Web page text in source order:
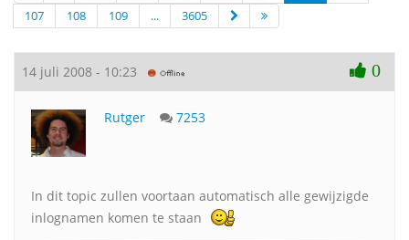
107
108 109 ... 3605
14 juli 2008 - 10:23 0
Rutger 7253
In dit topic zullen voortaan automatisch alle gewijzigde
inlognamen komen te staan